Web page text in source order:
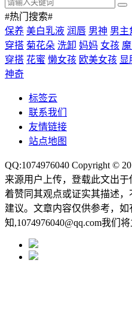
#热门搜索#
保养 美白乳液 润唇 男神 男主
穿搭 菊花朵 洗卸 妈妈 女孩
穿搭 花蜜 懒女孩 欧美女孩 显
神奇
标签云
联系我们
友情链接
站点地图
QQ:1074976040 Copyright ©
来源用户上传，登载此文出
着赞同其观点或证实其描述
建议。文章内容仅供参考，
知,1074976040@qq.com我们将